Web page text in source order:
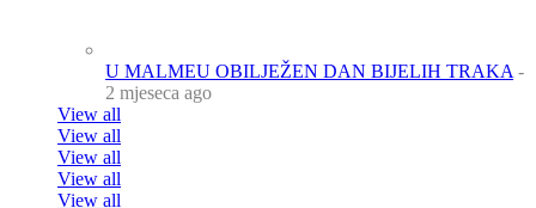
U MALMEU OBILJEŽEN DAN BIJELIH TRAKA -
2 mjeseca ago
View all
View all
View all
View all
View all